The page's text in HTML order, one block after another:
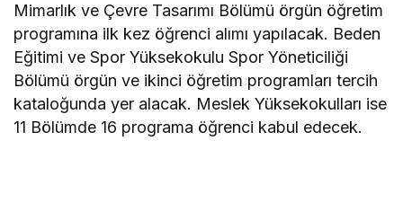
Mimarlık ve Çevre Tasarımı Bölümü örgün öğretim
programına ilk kez öğrenci alımı yapılacak. Beden
Eğitimi ve Spor Yüksekokulu Spor Yöneticiliği
Bölümü örgün ve ikinci öğretim programları tercih
kataloğunda yer alacak. Meslek Yüksekokulları ise
11 Bölümde 16 programa öğrenci kabul edecek.